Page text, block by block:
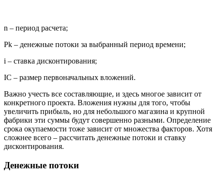
n – период расчета;
Pk – денежные потоки за выбранный период времени;
i – ставка дисконтирования;
IC – размер первоначальных вложений.
Важно учесть все составляющие, и здесь многое зависит от
конкретного проекта. Вложения нужны для того, чтобы
увеличить прибыль, но для небольшого магазина и крупной
фабрики эти суммы будут совершенно разными. Определение
срока окупаемости тоже зависит от множества факторов. Хотя
сложнее всего – рассчитать денежные потоки и ставку
дисконтирования.
Денежные потоки